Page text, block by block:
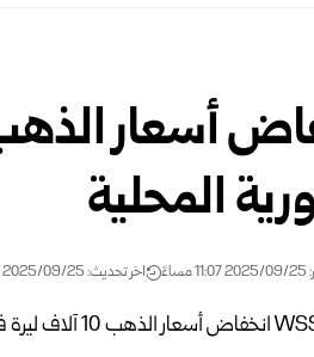
المحلية
اخر تحديث: 2025/09/25 11:07 مساءً